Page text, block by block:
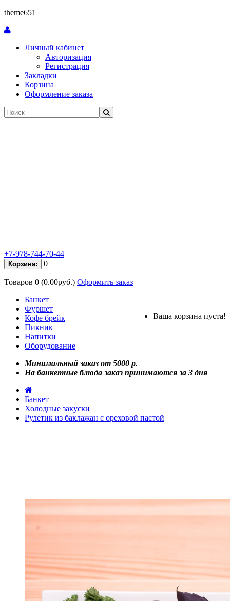
theme651
Личный кабинет
Авторизация
Регистрация
Закладки
Корзина
Оформление заказа
+7-978-744-70-44
Корзина: 0
Товаров 0 (0.00руб.) Оформить заказ
Ваша корзина пуста!
Банкет
Фуршет
Кофе брейк
Пикник
Напитки
Оборудование
Минимальный заказ от 5000 р.
На банкетные блюда заказ принимаются за 3 дня
Банкет
Холодные закуски
Рулетик из баклажан с ореховой пастой